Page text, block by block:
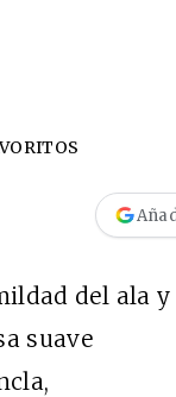
del ala y
suave